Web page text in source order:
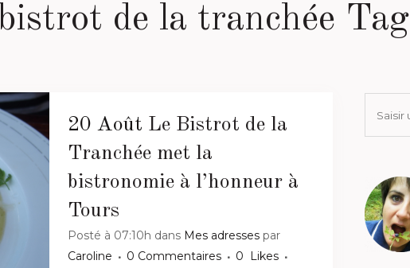
bistrot de la tranchée Tag
20 Août Le Bistrot de la
Tranchée met la
bistronomie à l’honneur à
Tours
Posté à 07:10h dans Mes adresses par
Caroline
0 Commentaires 0
Likes